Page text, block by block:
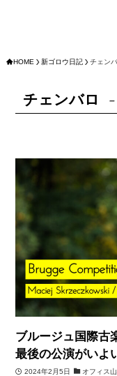
HOME 新ゴロウ日記 チェン
チェンバロ
ブルージュ国際古
最後の公演がいよ
2024年2月5日 オフィス